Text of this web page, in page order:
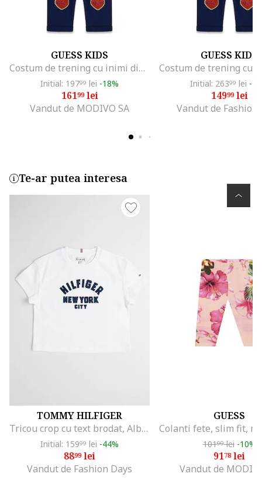
GUESS KIDS
Costum de trening cu inimi din particule stralucitoare, Alb/Albastru ultramarin
Initial: 19799 lei -18%
16199lei
Vandut de MODIVO SA
GUESS KIDS
Initial: 26399 lei -
14999lei
Vandut de Fashion
Te-ar putea interesa
TOMMY HILFIGER
Tricou crop cu text brodat, Albastru ultramarin/Alb optic
Initial: 15999 lei -44%
8899lei
Vandut de Fashion Days
GUESS
10199lei -10%
9178 lei
Vandut de